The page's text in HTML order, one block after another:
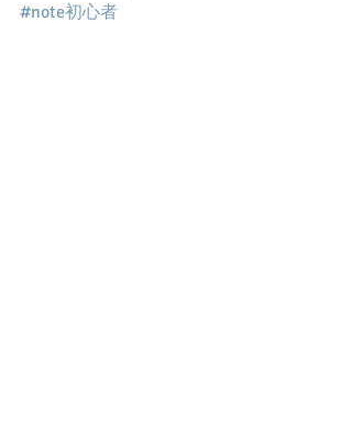
#note初心者